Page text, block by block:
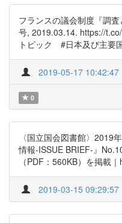
フランスの議会制度『調
号, 2019.03.14. https://
トピック #日本及び主要
2019-05-17 10:42:47
0
〈国立国会図書館〉2019
情報-ISSUE BRIEF-』
（PDF：560KB）を掲載
2019-03-15 09:29:57